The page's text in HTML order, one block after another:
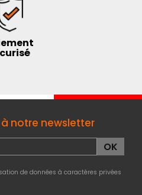
notre newsletter
de données à caractères privées